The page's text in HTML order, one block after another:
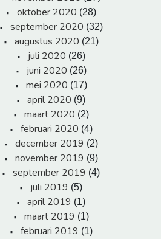
oktober 2020 (28)
september 2020 (32)
augustus 2020 (21)
juli 2020 (26)
juni 2020 (26)
mei 2020 (17)
april 2020 (9)
maart 2020 (2)
februari 2020 (4)
december 2019 (2)
november 2019 (9)
september 2019 (4)
juli 2019 (5)
april 2019 (1)
maart 2019 (1)
februari 2019 (1)